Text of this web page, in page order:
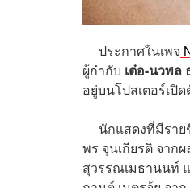
ประกาศในเพจ
ผู้กำกับ เต๋อ-นวพล
อยู่บนโปสเตอร์เปิ
นักแสดงที่มีราย
พร จุนเกียรติ จาก
สุวรรณเมธานนท์